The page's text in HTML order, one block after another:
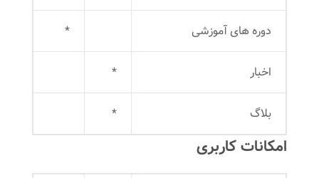
دوره های آموزشی *
اخبار *
بلاگ *
امکانات کاربری